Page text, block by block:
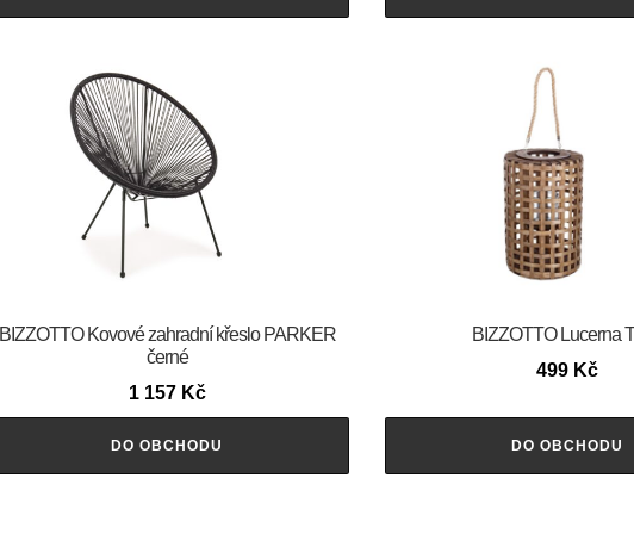
BIZZOTTO Kovové zahradní křeslo PARKER
černé
1 157 Kč
DO OBCHODU
BIZZOTTO Lucerna
499 Kč
DO OBCHODU